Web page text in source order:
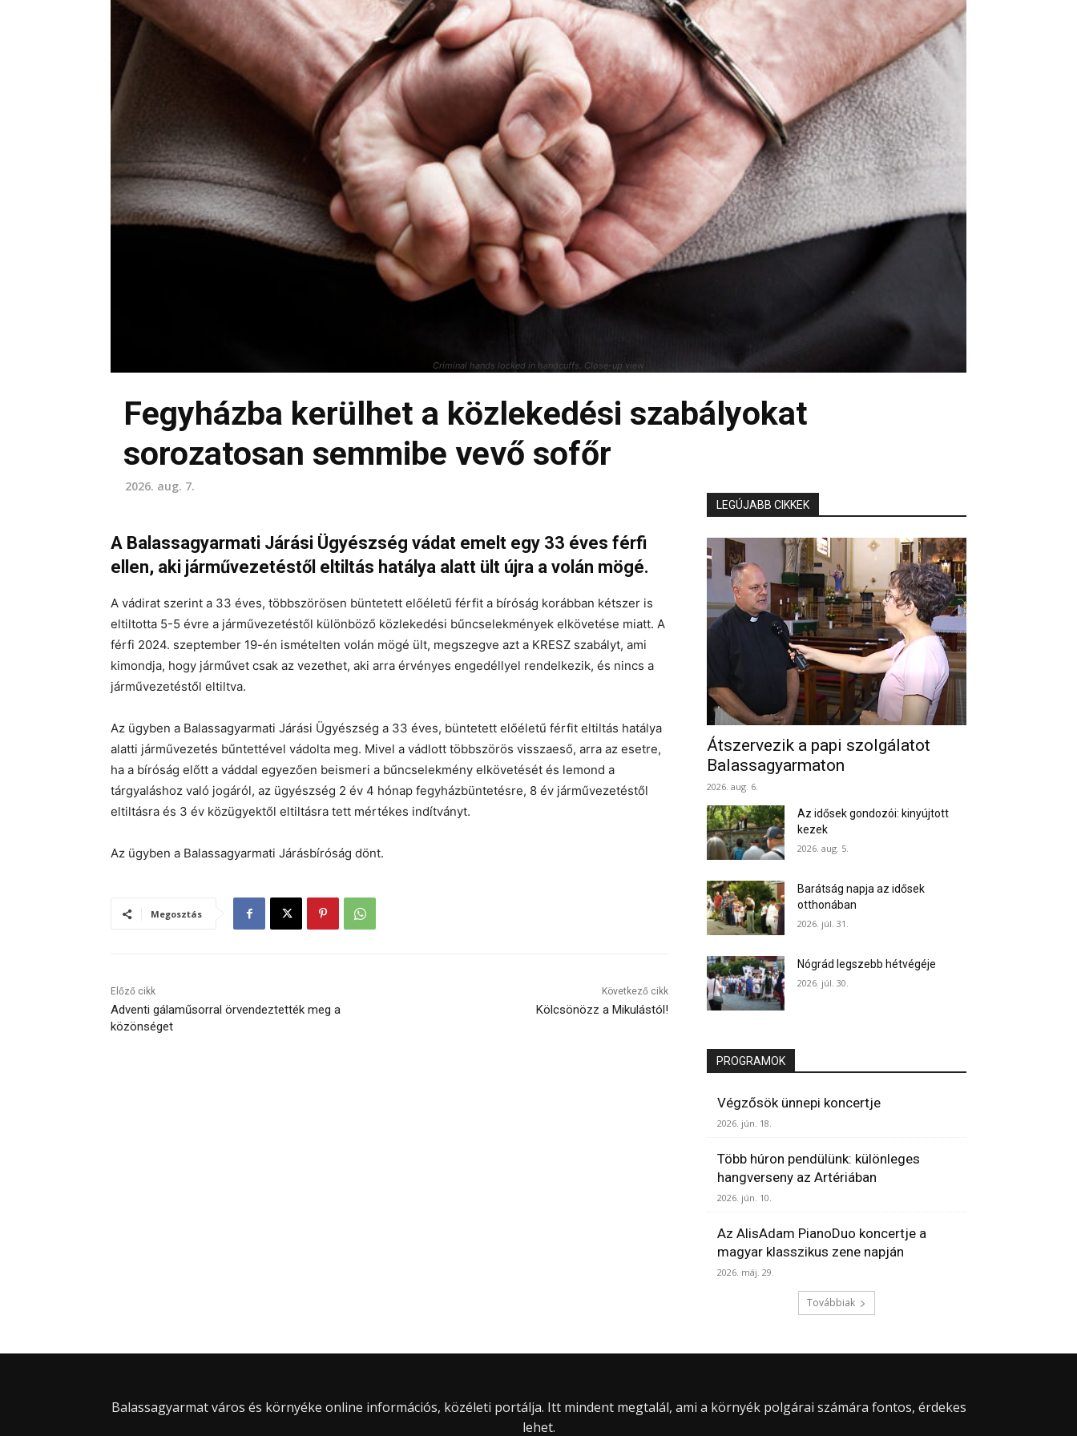
Criminal hands locked in handcuffs. Close-up view
Fegyházba kerülhet a közlekedési szabályokat
sorozatosan semmibe vevő sofőr
2026. aug. 7.
A Balassagyarmati Járási Ügyészség vádat emelt egy 33 éves férfi
ellen, aki járművezetéstől eltiltás hatálya alatt ült újra a volán mögé.
A vádirat szerint a 33 éves, többszörösen büntetett előéletű férfit a bíróság korábban kétszer is
eltiltotta 5-5 évre a járművezetéstől különböző közlekedési bűncselekmények elkövetése miatt. A
férfi 2024. szeptember 19-én ismételten volán mögé ült, megszegve azt a KRESZ szabályt, ami
kimondja, hogy járművet csak az vezethet, aki arra érvényes engedéllyel rendelkezik, és nincs a
járművezetéstől eltiltva.
Az ügyben a Balassagyarmati Járási Ügyészség a 33 éves, büntetett előéletű férfit eltiltás hatálya
alatti járművezetés bűntettével vádolta meg. Mivel a vádlott többszörös visszaeső, arra az esetre,
ha a bíróság előtt a váddal egyezően beismeri a bűncselekmény elkövetését és lemond a
tárgyaláshoz való jogáról, az ügyészség 2 év 4 hónap fegyházbüntetésre, 8 év járművezetéstől
eltiltásra és 3 év közügyektől eltiltásra tett mértékes indítványt.
Az ügyben a Balassagyarmati Járásbíróság dönt.
Megosztás
Előző cikk
Adventi gálaműsorral örvendeztették meg a
közönséget
Következő cikk
Kölcsönözz a Mikulástól!
LEGÚJABB CIKKEK
Átszervezik a papi szolgálatot
Balassagyarmaton
2026. aug. 6.
Az idősek gondozói: kinyújtott
kezek
2026. aug. 5.
Barátság napja az idősek
otthonában
2026. júl. 31.
Nógrád legszebb hétvégéje
2026. júl. 30.
PROGRAMOK
Végzősök ünnepi koncertje
2026. jún. 18.
Több húron pendülünk: különleges
hangverseny az Artériában
2026. jún. 10.
Az AlisAdam PianoDuo koncertje a
magyar klasszikus zene napján
2026. máj. 29.
Továbbiak
Balassagyarmat város és környéke online információs, közéleti portálja. Itt mindent megtalál, ami a környék polgárai számára fontos, érdekes
lehet.